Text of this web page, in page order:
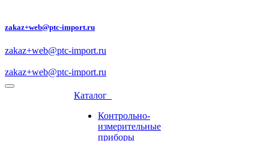
zakaz+web@ptc-import.ru
zakaz+web@ptc-import.ru
zakaz+web@ptc-import.ru
Каталог
Контрольно-
измерительные
приборы